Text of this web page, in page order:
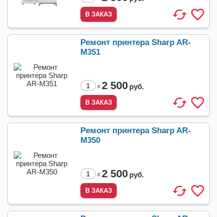
Ремонт принтера Sharp AR-
M351
x 2 500 руб.
Ремонт принтера Sharp AR-
M350
x 2 500 руб.